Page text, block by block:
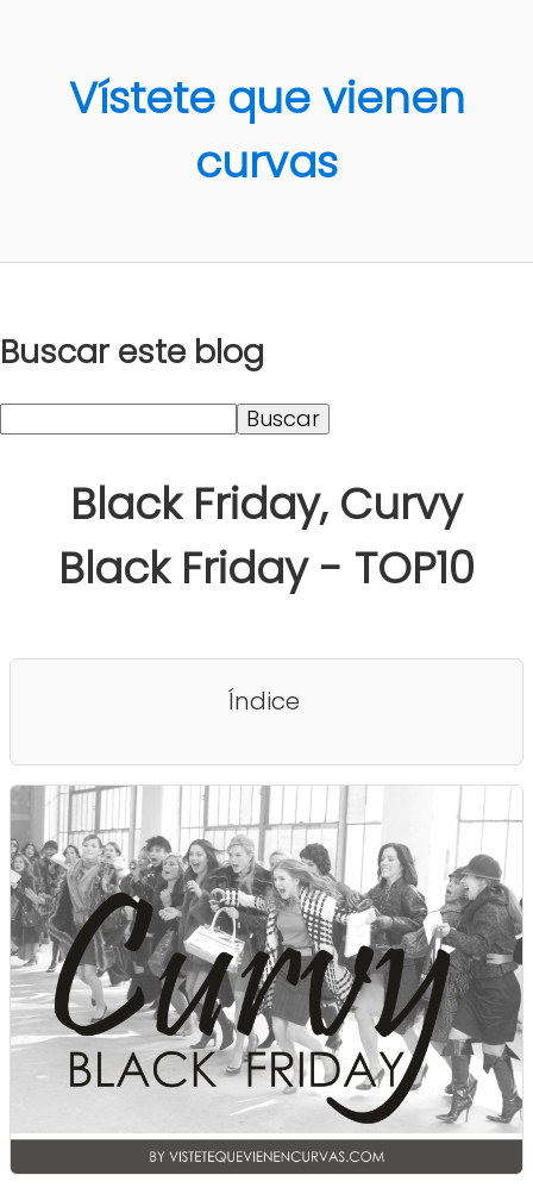
Vístete que vienen
curvas
Buscar este blog
Black Friday, Curvy
Black Friday - TOP10
Índice